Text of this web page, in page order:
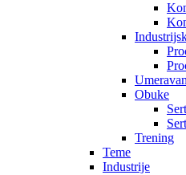
Obuke
Trening
Teme
Industrije